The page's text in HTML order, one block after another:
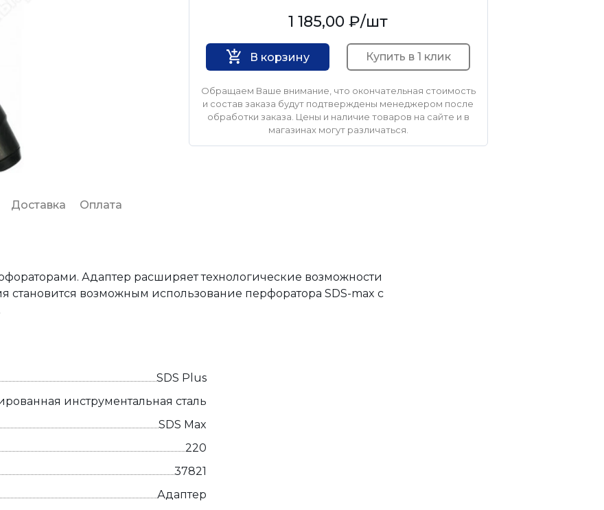
1 185,00 ₽/шт
В корзину Купить в 1 клик
Обращаем Ваше внимание, что окончательная стоимость
и состав заказа будут подтверждены менеджером после
обработки заказа. Цены и наличие товаров на сайте и в
магазинах могут различаться.
Доставка Оплата
Адаптер расширяет технологические возможности
возможным использование перфоратора SDS-max с
SDS Plus
инструментальная сталь
SDS Max
220
37821
Адаптер